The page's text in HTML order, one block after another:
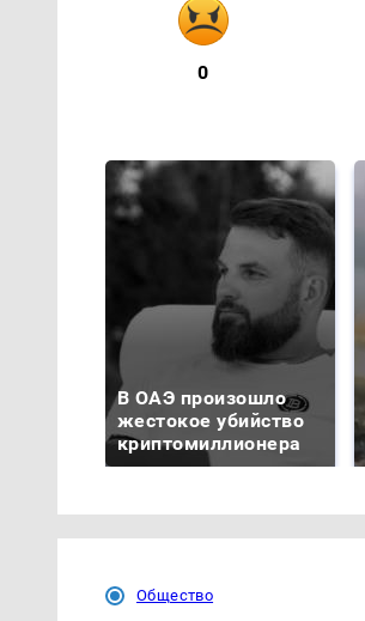
0
В ОАЭ произошло
жестокое убийство
криптомиллионера
Общество